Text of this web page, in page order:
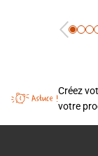
Créez
votre